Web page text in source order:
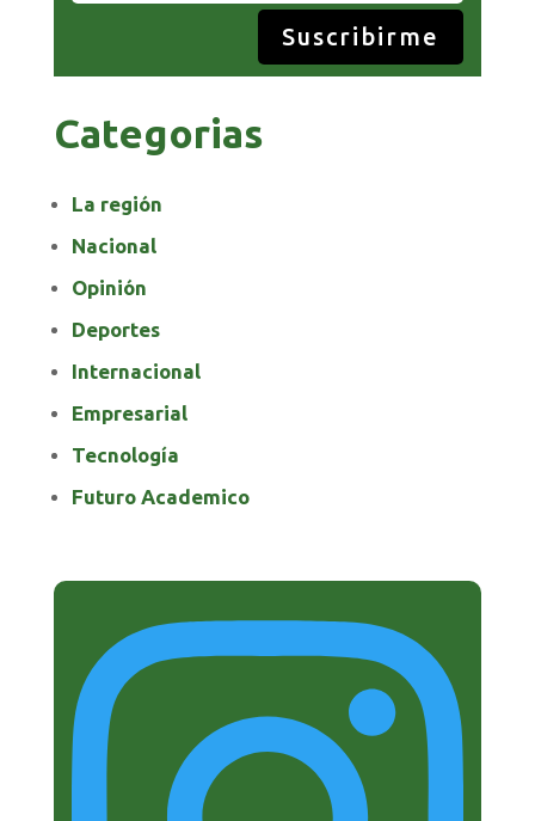
Suscribirme
Categorias
La región
Nacional
Opinión
Deportes
Internacional
Empresarial
Tecnología
Futuro Academico